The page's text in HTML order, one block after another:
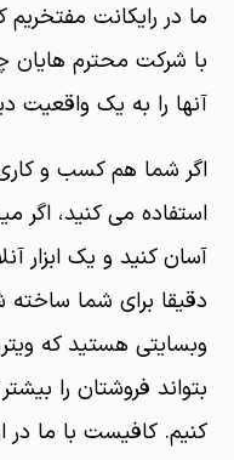
ما در رایکانت مفتخریم
با شرکت محترم هایان
آنها را به یک واقعیت
اگر شما هم کسب و
استفاده می کنید، اگر
آسان کنید و یک ابزار
دقیقا برای شما ساخته
وبسایتی هستید که
بتواند فروشتان را
کنیم. کافیست با ما در